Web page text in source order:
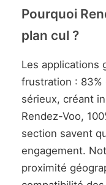
Pourquoi
plan cul ?
Les applications
frustration :
sérieux, créant
Rendez-Voo,
section savent
engagement.
proximité